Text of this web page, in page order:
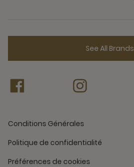
See All Brands
Conditions Générales
Politique de confidentialité
Préférences de cookies